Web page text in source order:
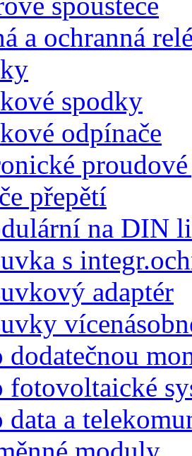
a ochranná
spodky
odpínače
přepětí
na DIN
s
adaptér
dodatečnou
fotovoltaické
data a